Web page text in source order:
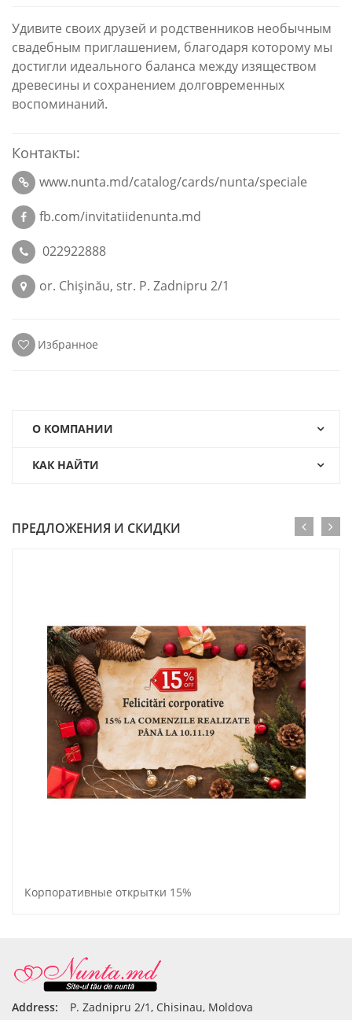
Удивите своих друзей и родственников необычным
свадебным приглашением, благодаря которому мы
достигли идеального баланса между изяществом
древесины и сохранением долговременных
воспоминаний.
Контакты:
www.nunta.md/catalog/cards/nunta/speciale
fb.com/invitatiidenunta.md
022922888
or. Chişinău, str. P. Zadnipru 2/1
Избранное
О КОМПАНИИ
КАК НАЙТИ
ПРЕДЛОЖЕНИЯ И СКИДКИ
Корпоративные открытки 15%
Address:
P. Zadnipru 2/1, Chisinau, Moldova